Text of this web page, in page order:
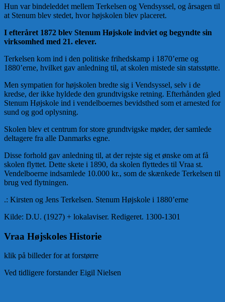
Hun var bindeleddet mellem Terkelsen og Vendsyssel, og årsagen til
at Stenum blev stedet, hvor højskolen blev placeret.
I efteråret 1872 blev Stenum Højskole indviet og begyndte sin
virksomhed med 21. elever.
Terkelsen kom ind i den politiske frihedskamp i 1870’erne og
1880’erne, hvilket gav anledning til, at skolen mistede sin statsstøtte.
Men sympatien for højskolen bredte sig i Vendsyssel, selv i de
kredse, der ikke hyldede den grundtvigske retning. Efterhånden gled
Stenum Højskole ind i vendelboernes bevidsthed som et arnested for
sund og god oplysning.
Skolen blev et centrum for store grundtvigske møder, der samlede
deltagere fra alle Danmarks egne.
Disse forhold gav anledning til, at der rejste sig et ønske om at få
skolen flyttet. Dette skete i 1890, da skolen flyttedes til Vraa st.
Vendelboerne indsamlede 10.000 kr., som de skænkede Terkelsen til
brug ved flytningen.
.: Kirsten og Jens Terkelsen. Stenum Højskole i 1880’erne
Kilde: D.U. (1927) + lokalaviser. Redigeret. 1300-1301
Vraa Højskoles Historie
klik på billeder for at forstørre
Ved tidligere forstander Eigil Nielsen